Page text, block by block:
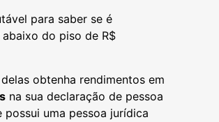
para saber se é
do piso de R$
obtenha rendimentos em
na sua declaração de pessoa
possui uma pessoa jurídica